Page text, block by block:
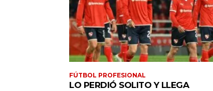
FÚTBOL PROFESIONAL
LO PERDIÓ SOLITO Y LLEGA